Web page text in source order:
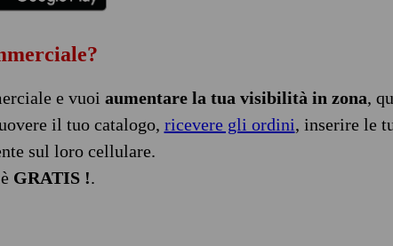
e vuoi aumentare la tua visibilità in zona,
il tuo catalogo, ricevere gli ordini, inserire le
sul loro cellulare.
GRATIS !.